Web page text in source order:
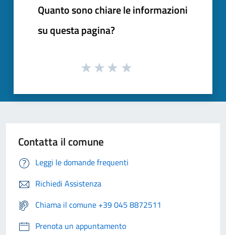
Quanto sono chiare le informazioni
su questa pagina?
Contatta il comune
Leggi le domande frequenti
Richiedi Assistenza
Chiama il comune +39 045 8872511
Prenota un appuntamento